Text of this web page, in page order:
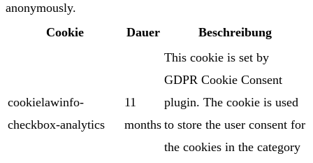
anonymously.
Cookie
Dauer Beschreibung
cookielawinfo-
checkbox-analytics
11
months
This cookie is set by
GDPR Cookie Consent
plugin. The cookie is used
to store the user consent for
the cookies in the category